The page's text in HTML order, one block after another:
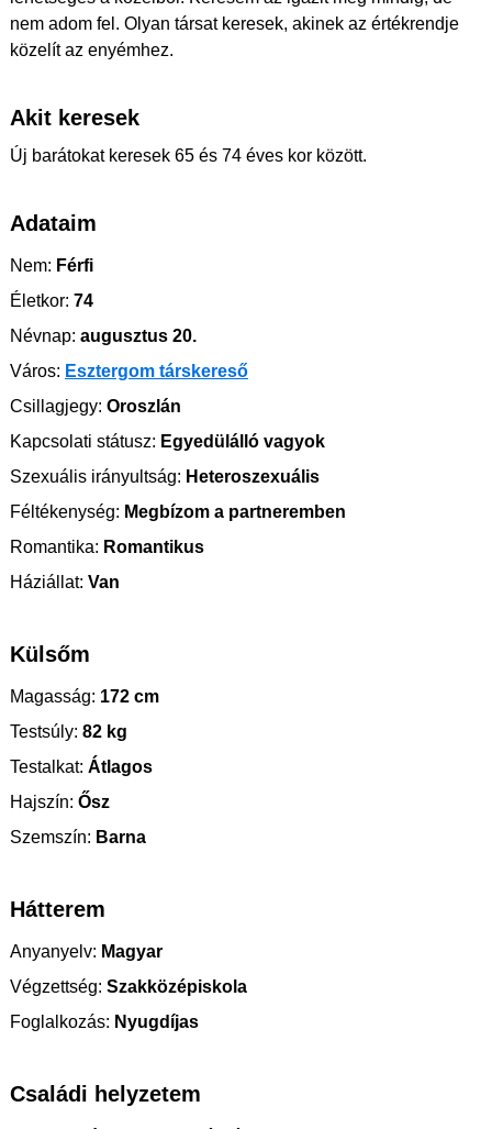
nem adom fel. Olyan társat keresek, akinek az értékrendje
közelít az enyémhez.
Akit keresek
Új barátokat keresek 65 és 74 éves kor között.
Adataim
Nem: Férfi
Életkor: 74
Névnap: augusztus 20.
Város: Esztergom társkereső
Csillagjegy: Oroszlán
Kapcsolati státusz: Egyedülálló vagyok
Szexuális irányultság: Heteroszexuális
Féltékenység: Megbízom a partneremben
Romantika: Romantikus
Háziállat: Van
Külsőm
Magasság: 172 cm
Testsúly: 82 kg
Testalkat: Átlagos
Hajszín: Ősz
Szemszín: Barna
Hátterem
Anyanyelv: Magyar
Végzettség: Szakközépiskola
Foglalkozás: Nyugdíjas
Családi helyzetem